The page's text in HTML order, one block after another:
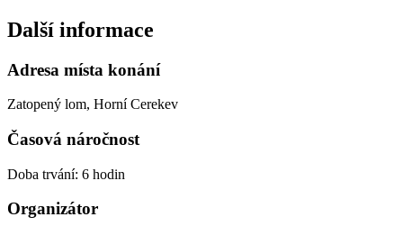
Další informace
Adresa místa konání
Zatopený lom, Horní Cerekev
Časová náročnost
Doba trvání: 6 hodin
Organizátor